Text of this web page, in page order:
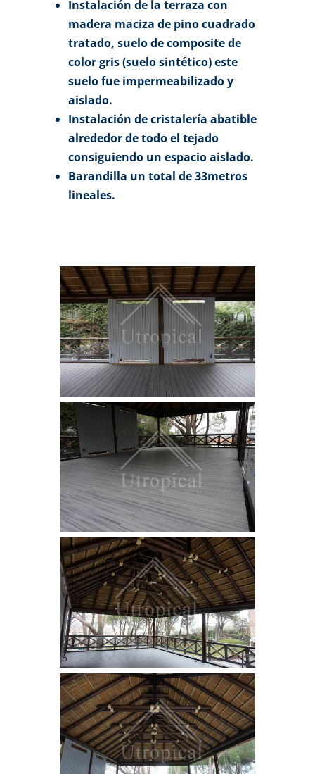
Instalación de la terraza con
madera maciza de pino cuadrado
tratado, suelo de composite de
color gris (suelo sintético) este
suelo fue impermeabilizado y
aislado.
Instalación de cristalería abatible
alrededor de todo el tejado
consiguiendo un espacio aislado.
Barandilla un total de 33metros
lineales.